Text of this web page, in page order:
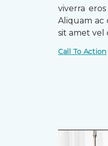
viverra
Aliquam ac
sit amet vel
Call To Action